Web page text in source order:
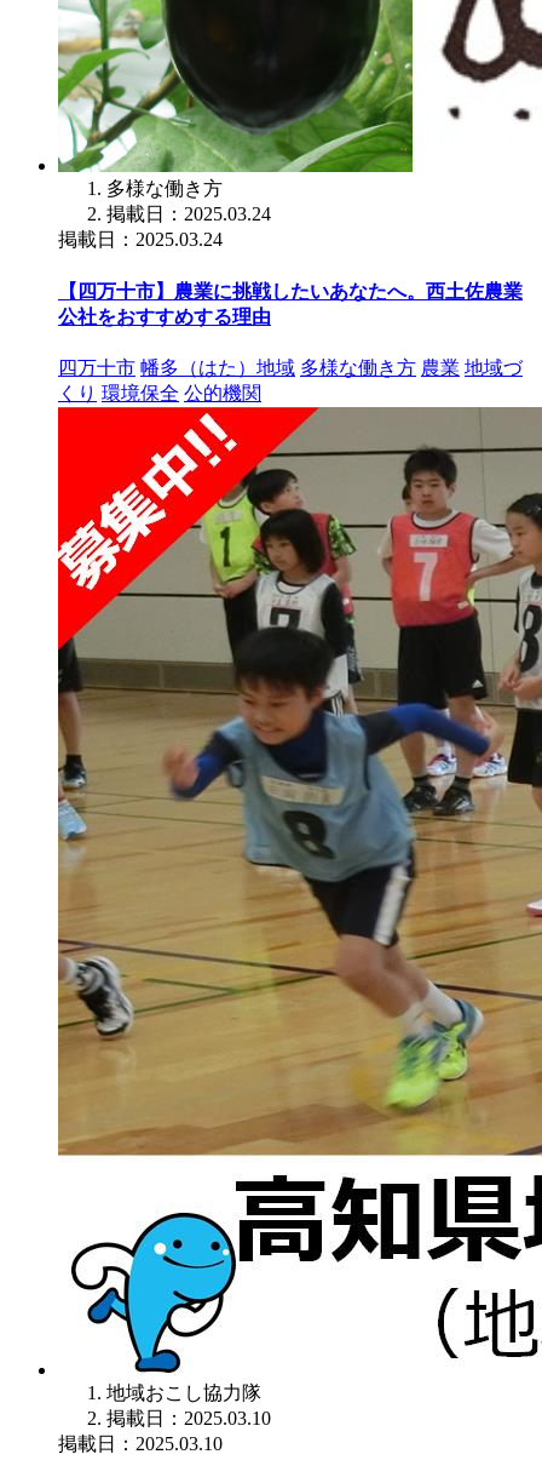
多様な働き方
掲載日：2025.03.24
掲載日：2025.03.24
【四万十市】農業に挑戦したいあなたへ。西土佐農業
公社をおすすめする理由
四万十市 幡多（はた）地域 多様な働き方 農業 地域づ
くり 環境保全 公的機関
地域おこし協力隊
掲載日：2025.03.10
掲載日：2025.03.10